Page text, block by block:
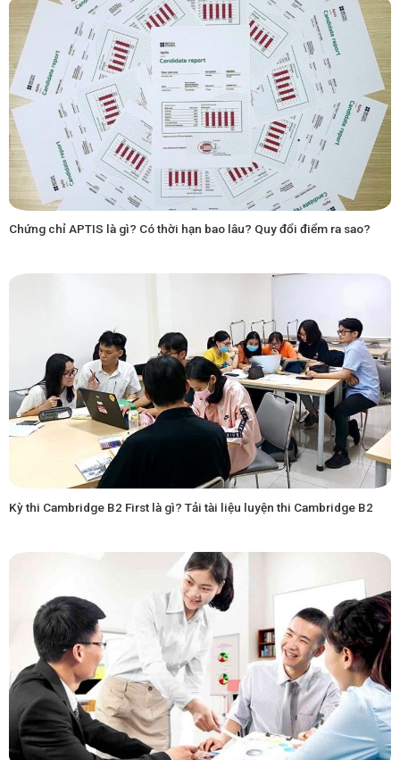
Chứng chỉ APTIS là gì? Có thời hạn bao lâu? Quy đổi điểm ra sao?
Kỳ thi Cambridge B2 First là gì? Tải tài liệu luyện thi Cambridge B2